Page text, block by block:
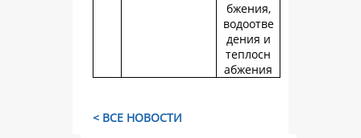
бжения,
водоотве
дения и
теплосн
абжения
< ВСЕ НОВОСТИ